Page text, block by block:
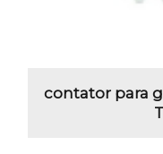
contator para